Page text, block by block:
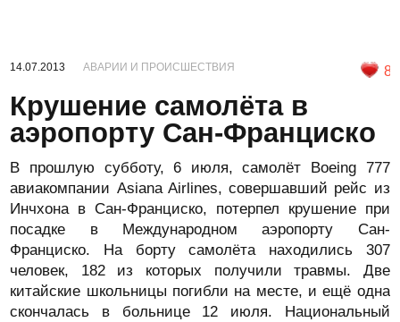
14.07.2013 АВАРИИ И ПРОИСШЕСТВИЯ 8
Крушение самолёта в
аэропорту Сан-Франциско
В прошлую субботу, 6 июля, самолёт Boeing 777
авиакомпании Asiana Airlines, совершавший рейс из
Инчхона в Сан-Франциско, потерпел крушение при
посадке в Международном аэропорту Сан-
Франциско. На борту самолёта находились 307
человек, 182 из которых получили травмы. Две
китайские школьницы погибли на месте, и ещё одна
скончалась в больнице 12 июля. Национальный